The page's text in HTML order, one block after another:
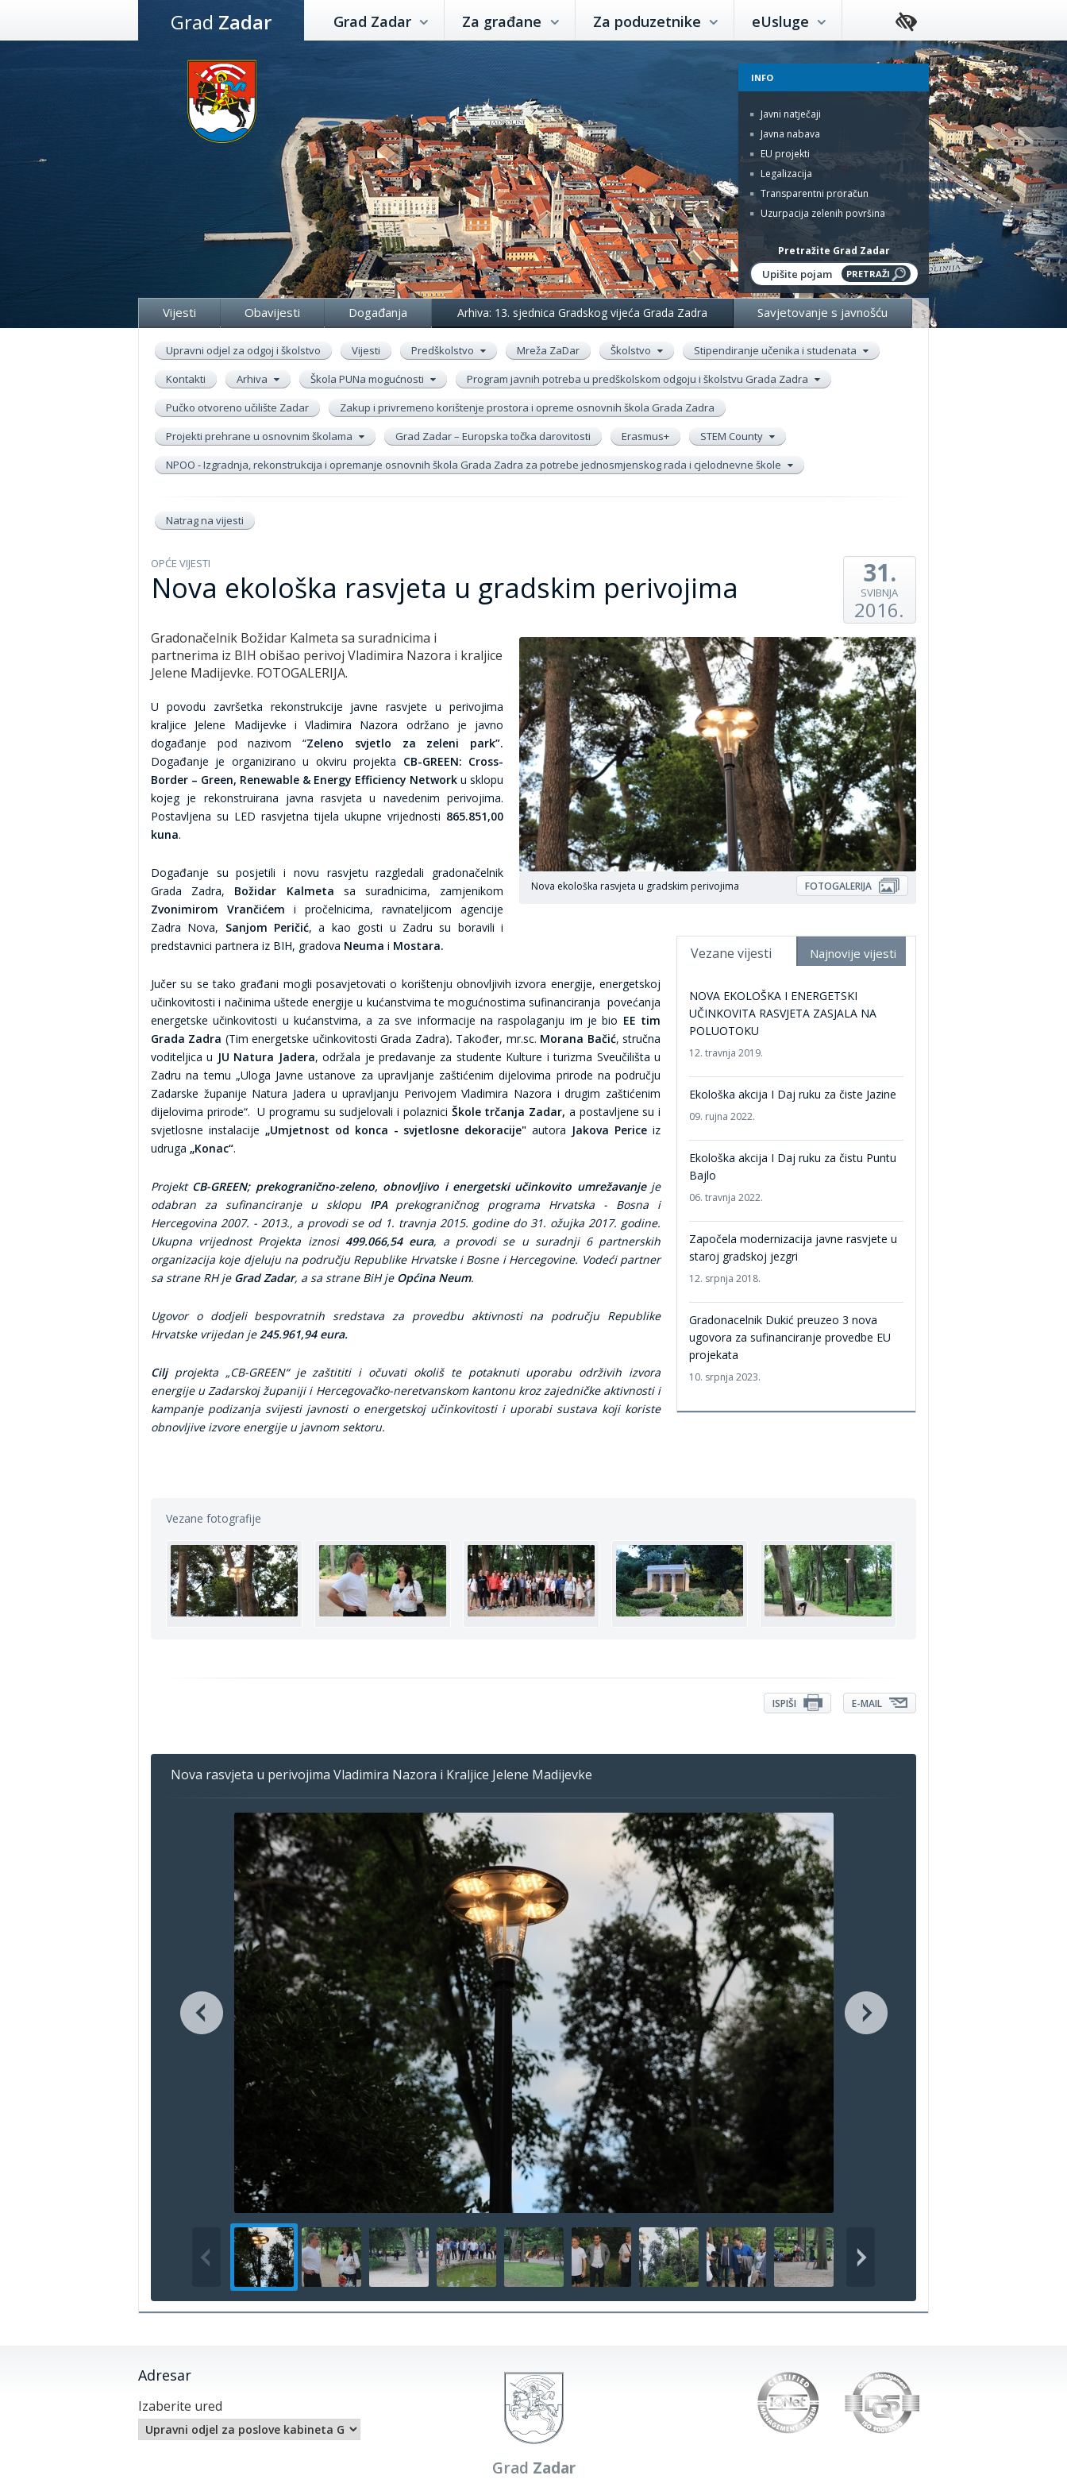
Preskoči
Grad Zadar Grad Zadar Za građane Za poduzetnike eUsluge
INFO
Javni natječaji
Javna nabava
EU projekti
Legalizacija
Transparentni proračun
Uzurpacija zelenih površina
Pretražite Grad Zadar
Vijesti Obavijesti Događanja Arhiva: 13. sjednica Gradskog vijeća Grada Zadra Savjetovanje s javnošću
Upravni odjel za odgoj i školstvo Vijesti Predškolstvo Mreža ZaDar Školstvo
Stipendiranje učenika i studenata
Kontakti
Arhiva Škola PUNa mogućnosti
Program javnih potreba u predškolskom odgoju i školstvu Grada Zadra
Pučko otvoreno učilište Zadar
Zakup i privremeno korištenje prostora i opreme osnovnih škola Grada Zadra
Projekti prehrane u osnovnim školama
Grad Zadar – Europska točka darovitosti Erasmus+
STEM County
NPOO - Izgradnja, rekonstrukcija i opremanje osnovnih škola Grada Zadra za potrebe jednosmjenskog rada i cjelodnevne škole
Natrag na vijesti
OPĆE VIJESTI
Nova ekološka rasvjeta u gradskim perivojima 31.
SVIBNJA
2016.
Nova ekološka rasvjeta u gradskim perivojima FOTOGALERIJA
Vezane vijesti Najnovije vijesti
NOVA EKOLOŠKA I ENERGETSKI
UČINKOVITA RASVJETA ZASJALA NA
POLUOTOKU
12. travnja 2019.
Ekološka akcija I Daj ruku za čiste Jazine
09. rujna 2022.
Ekološka akcija I Daj ruku za čistu Puntu
Bajlo
06. travnja 2022.
Započela modernizacija javne rasvjete u
staroj gradskoj jezgri
12. srpnja 2018.
Gradonacelnik Dukić preuzeo 3 nova
ugovora za sufinanciranje provedbe EU
projekata
10. srpnja 2023.
Gradonačelnik Božidar Kalmeta sa suradnicima i
partnerima iz BIH obišao perivoj Vladimira Nazora i kraljice
Jelene Madijevke. FOTOGALERIJA.
U povodu završetka rekonstrukcije javne rasvjete u perivojima
kraljice Jelene Madijevke i Vladimira Nazora održano je javno
događanje pod nazivom “Zeleno svjetlo za zeleni park”.
Događanje je organizirano u okviru projekta CB-GREEN: Cross-
Border – Green, Renewable & Energy Efficiency Network u sklopu
kojeg je rekonstruirana javna rasvjeta u navedenim perivojima.
Postavljena su LED rasvjetna tijela ukupne vrijednosti 865.851,00
kuna.
Događanje su posjetili i novu rasvjetu razgledali gradonačelnik
Grada Zadra, Božidar Kalmeta sa suradnicima, zamjenikom
Zvonimirom Vrančićem i pročelnicima, ravnateljicom agencije
Zadra Nova, Sanjom Peričić, a kao gosti u Zadru su boravili i
predstavnici partnera iz BIH, gradova Neuma i Mostara.
Jučer su se tako građani mogli posavjetovati o korištenju obnovljivih izvora energije, energetskoj
učinkovitosti i načinima uštede energije u kućanstvima te mogućnostima sufinanciranja povećanja
energetske učinkovitosti u kućanstvima, a za sve informacije na raspolaganju im je bio EE tim
Grada Zadra (Tim energetske učinkovitosti Grada Zadra). Također, mr.sc. Morana Bačić, stručna
voditeljica u JU Natura Jadera, održala je predavanje za studente Kulture i turizma Sveučilišta u
Zadru na temu „Uloga Javne ustanove za upravljanje zaštićenim dijelovima prirode na području
Zadarske županije Natura Jadera u upravljanju Perivojem Vladimira Nazora i drugim zaštićenim
dijelovima prirode“. U programu su sudjelovali i polaznici Škole trčanja Zadar, a postavljene su i
svjetlosne instalacije „Umjetnost od konca - svjetlosne dekoracije"autora Jakova Perice iz
udruga „Konac“.
ProjektCB-GREEN; prekogranično-zeleno, obnovljivo i energetski učinkovito umrežavanjeje
odabran za sufinanciranje u sklopu IPAprekograničnog programa Hrvatska - Bosna i
Hercegovina 2007. - 2013., a provodi se od 1. travnja 2015. godine do 31. ožujka 2017. godine.
Ukupna vrijednost Projekta iznosi 499.066,54 eura, a provodi se u suradnji 6 partnerskih
organizacija koje djeluju na području Republike Hrvatske i Bosne i Hercegovine. Vodeći partner
sa strane RH je Grad Zadar, a sa strane BiH je Općina Neum.
Ugovor o dodjeli bespovratnih sredstava za provedbu aktivnosti na području Republike
Hrvatske vrijedan je245.961,94 eura.
Ciljprojekta „CB-GREEN“ je zaštititi i očuvati okoliš te potaknuti uporabu održivih izvora
energije u Zadarskoj županiji i Hercegovačko-neretvanskom kantonu kroz zajedničke aktivnosti i
kampanje podizanja svijesti javnosti o energetskoj učinkovitosti i uporabi sustava koji koriste
obnovljive izvore energije u javnom sektoru.
Vezane fotografije
E-MAIL
ISPIŠI
Nova rasvjeta u perivojima Vladimira Nazora i Kraljice Jelene Madijevke
Adresar
Izaberite ured
Grad Zadar